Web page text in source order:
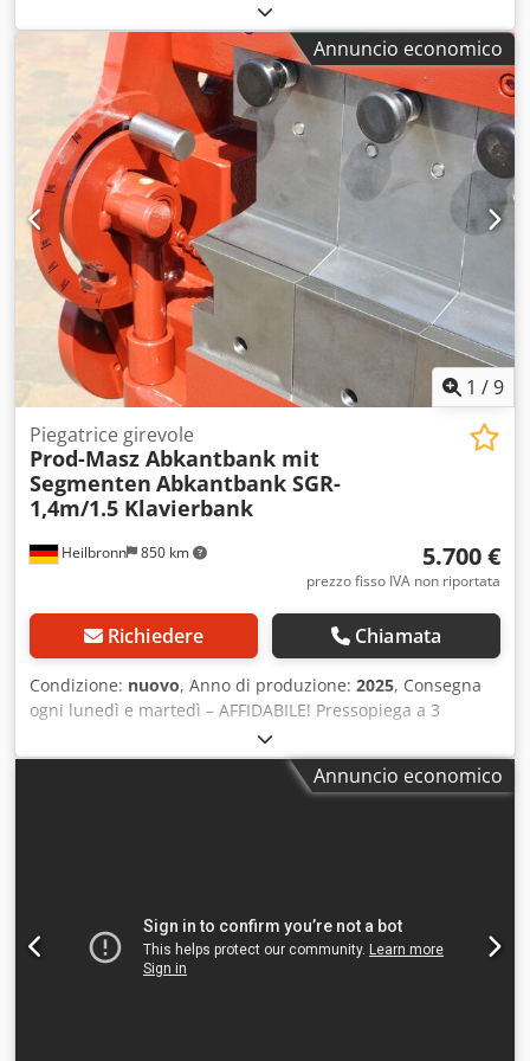
massima di lavoro: 1400 mm. Spessore massimo della
lamiera di acciaio: 2,0 mm. Larghezza della flangia di
piegatura: 24 mm. Peso approssimativo della macchina
manuale: 190 kg. Sollevamento della trave superiore in tre
posizioni. Distanza massima libera tra le travi: 80 mm.
Angolo di piegatura: 145 gradi. Prezzo di consegna: 180
euro. Cesoia a rulli disponibile con un supplemento di
prezzo di 350 euro. Cedpjb H Afdjfx Aflerf Saremo lieti di
ricevere una Sua richiesta!
Annuncio economico
1 /9
Heilbronn 850 km
Piegatrice girevole
Prod-Masz Abkantbank mit
Segmenten Abkantbank SGR-
1,4m/1.5 Klavierbank
5.700 €
prezzo fisso IVA non riportata
Richiedere Chiamata
Condizione: nuovo, Anno di produzione: 2025, Consegna
ogni lunedì e martedì – AFFIDABILE! Pressopiega a 3
segmenti con comando a pedale Cjdpec I T Txofx Aflsrf
Prodotto nell’UE Pressopiega con comando a pedale Morsa
superiore, morsa inferiore e morsa piegatrice segmentate -
numero di possibilità di piegatura - Morsa superiore,
morsa inferiore e morsa piegatrice segmentate («tastiera»)
- I segmenti sono mobili ed estraibili - Segmenti di
Annuncio economico